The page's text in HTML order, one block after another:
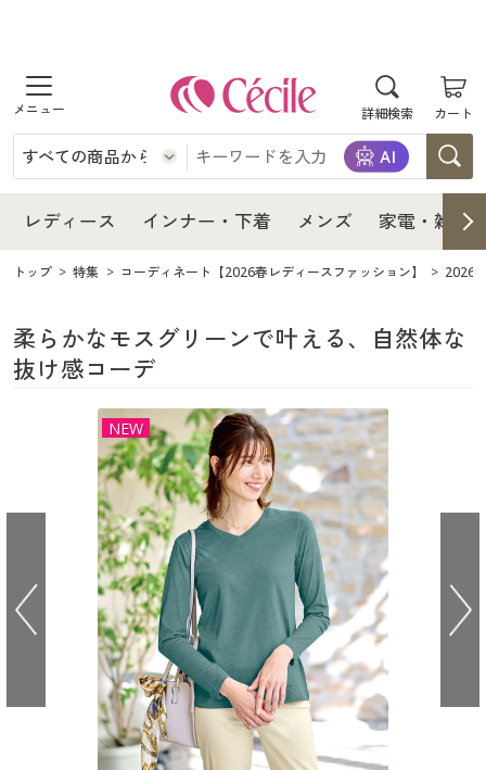
詳細検索 カート
商品を探す
レディース
レディースファッション
女性下着
インナー・下着
インナー・下着通販すべて
女性下着
ジュニア・ティーンズ下着
メンズ
メンズ通販すべて
メンズ下着
家電・雑貨
キッチン・雑貨・日用品
寝具・インテリア・家具
寝具・インテリア・家具通販すべて
家具・収納
寝具・ベッド
カーテン・ラグ・ファブリック
美容・健康
美容・健康通販すべて
美容・健康・サプリメント
制服・スクール
制服・スクールすべて
制服・学生服
ジュニア・ティーンズ下着
大きいサイズ
大きいサイズ通販すべて
大きいサイズ レディース服
大きいサイズ レディース下着
バーゲン
バーゲンセール
シークレットセール
商品カテゴリ一覧
レディース インナー・下着 メンズ 家電・雑貨
レディース
レディース通販すべて
レディースファッション
インナー・下着
インナー・下着通販すべて
女性下着
ジュニア・ティーンズ下着
メンズ
メンズ通販すべて
メンズ下着
家電・雑貨
家電
キッチン・雑貨・日用品
寝具・インテリア・家具通販すべて
家具・収納
寝具・ベッド
カーテン・ラグ・ファブリック
美容・健康
美容・健康通販すべて
美容・健康・サプリメント
制服・スクール
制服・スクールすべて
制服・学生服
ジュニア・ティーンズ下着
大きいサイズ
大きいサイズ通販すべて
大きいサイズ レディース服
大きいサイズ レディース下着
大きいサイズ メンズ
バーゲンセール
シークレットセール
詳細検索
商品カテゴリ一覧
トップ 特集 コーディネート【2026春レディースファッション】 2026
柔らかなモスグリーンで叶える、自然体な
抜け感コーデ
NEW